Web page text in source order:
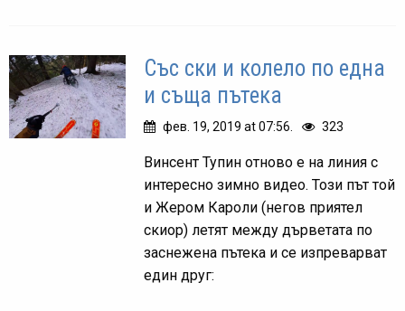
Със ски и колело по една
и съща пътека
фев. 19, 2019 at 07:56. 323
Винсент Тупин отново е на линия с
интересно зимно видео. Този път той
и Жером Кароли (негов приятел
скиор) летят между дърветата по
заснежена пътека и се изпреварват
един друг: